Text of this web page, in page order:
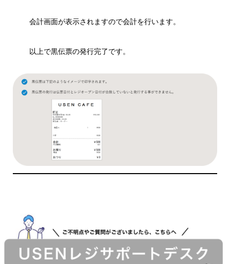
会計画面が表示されますので会計を行います。
以上で黒伝票の発行完了です。